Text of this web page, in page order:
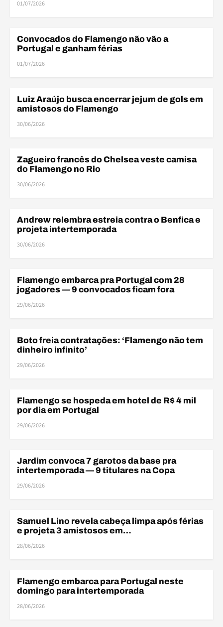
01/07/2026
COPA DO MUNDO
Convocados do Flamengo não vão a
Portugal e ganham férias
01/07/2026
AMISTOSOS
Luiz Araújo busca encerrar jejum de gols em
amistosos do Flamengo
30/06/2026
ELENCO
Zagueiro francês do Chelsea veste camisa
do Flamengo no Rio
30/06/2026
AMISTOSOS
Andrew relembra estreia contra o Benfica e
projeta intertemporada
30/06/2026
AMISTOSOS
Flamengo embarca pra Portugal com 28
jogadores — 9 convocados ficam fora
29/06/2026
FINANÇAS
Boto freia contratações: ‘Flamengo não tem
dinheiro infinito’
29/06/2026
FINANÇAS
Flamengo se hospeda em hotel de R$ 4 mil
por dia em Portugal
29/06/2026
BASE
Jardim convoca 7 garotos da base pra
intertemporada — 9 titulares na Copa
29/06/2026
AMISTOSOS
Samuel Lino revela cabeça limpa após férias
e projeta 3 amistosos em…
28/06/2026
AMISTOSOS
Flamengo embarca para Portugal neste
domingo para intertemporada
28/06/2026